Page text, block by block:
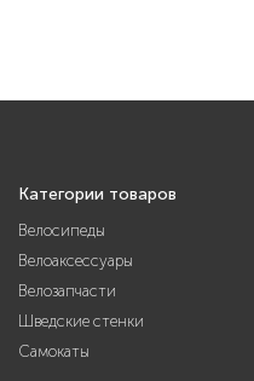
Категории товаров
Велосипеды
Велоаксессуары
Велозапчасти
Шведские стенки
Самокаты